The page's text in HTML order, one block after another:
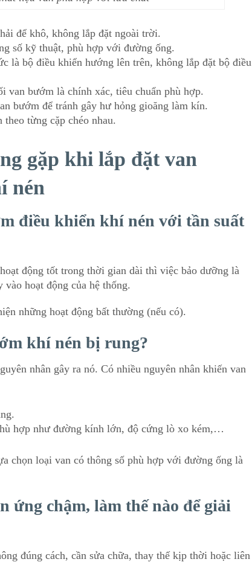
để khô, không lắp đặt ngoài trời.
số kỹ thuật, phù hợp với đường ống.
là bộ điều khiển hướng lên trên, không lắp đặt bộ điều
van bướm là chính xác, tiêu chuẩn phù hợp.
bướm để tránh gây hư hỏng gioăng làm kín.
từng cặp chéo nhau.
gặp khi lắp đặt van
nén
điều khiển khí nén với tần suất
động tốt trong thời gian dài thì việc bảo dưỡng là
hoạt động của hệ thống.
những hoạt động bất thường (nếu có).
khí nén bị rung?
nhân gây ra nó. Có nhiều nguyên nhân khiến van
hợp như đường kính lớn, độ cứng lò xo kém,…
chọn loại van có thông số phù hợp với đường ống là
ứng chậm, làm thế nào để giải
đúng cách, cần sửa chữa, thay thế kịp thời hoặc liên